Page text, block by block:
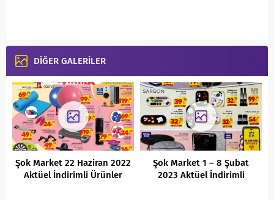
DİĞER GALERİLER
Şok Market 22 Haziran 2022
Aktüel İndirimli Ürünler
Şok Market 1 – 8 Şubat
2023 Aktüel İndirimli